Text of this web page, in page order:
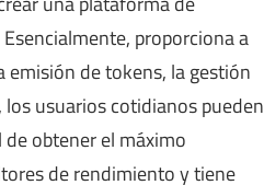
proporciona a
emisión de tokens, la gestión
usuarios cotidianos pueden
obtener el máximo
de rendimiento y tiene